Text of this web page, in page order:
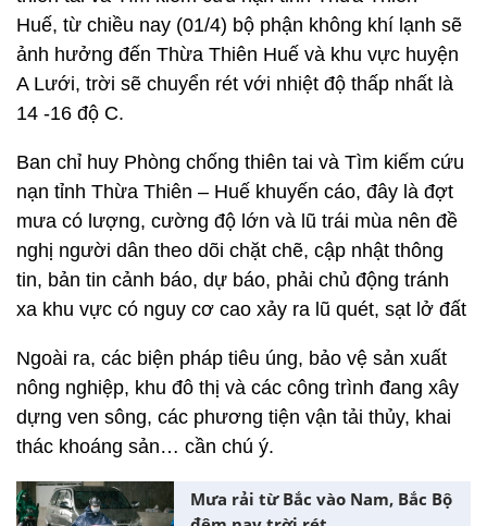
Huế, từ chiều nay (01/4) bộ phận không khí lạnh sẽ
ảnh hưởng đến Thừa Thiên Huế và khu vực huyện
A Lưới, trời sẽ chuyển rét với nhiệt độ thấp nhất là
14 -16 độ C.
Ban chỉ huy Phòng chống thiên tai và Tìm kiếm cứu
nạn tỉnh Thừa Thiên – Huế khuyến cáo, đây là đợt
mưa có lượng, cường độ lớn và lũ trái mùa nên đề
nghị người dân theo dõi chặt chẽ, cập nhật thông
tin, bản tin cảnh báo, dự báo, phải chủ động tránh
xa khu vực có nguy cơ cao xảy ra lũ quét, sạt lở đất
Ngoài ra, các biện pháp tiêu úng, bảo vệ sản xuất
nông nghiệp, khu đô thị và các công trình đang xây
dựng ven sông, các phương tiện vận tải thủy, khai
thác khoáng sản… cần chú ý.
Mưa rải từ Bắc vào Nam, Bắc Bộ